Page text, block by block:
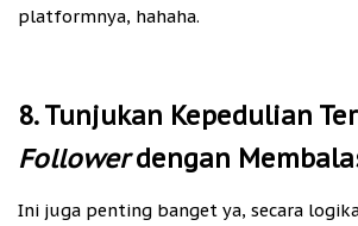
platformnya, hahaha.
8. Tunjukan Kepedulian
Followerdengan
Ini juga penting banget ya, secara